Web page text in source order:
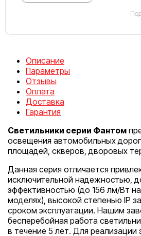
Описание
Параметры
Отзывы
Оплата
Доставка
Гарантия
Светильники серии Фантом
освещения автомобильных
площадей, скверов, дворовых
Данная серия отличается
исключительной надежностью,
эффективностью (до 156 лм/Вт
моделях), высокой степенью IP
сроком эксплуатации. Нашим
бесперебойная работа
в течение 5 лет. Для реализации